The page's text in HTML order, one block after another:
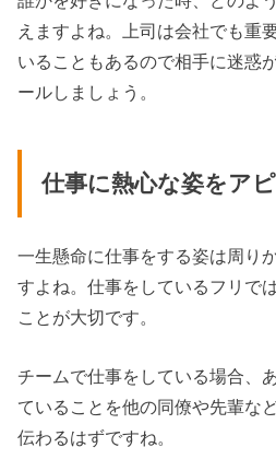
えますよね。上司は会社でも重
いることもあるので相手に迷惑
ールしましょう。
仕事に熱心な姿をア
一生懸命に仕事をする姿は周り
すよね。仕事をしているフリで
ことが大切です。
チームで仕事をしている場合、
ていることを他の同僚や先輩な
伝わるはずですね。